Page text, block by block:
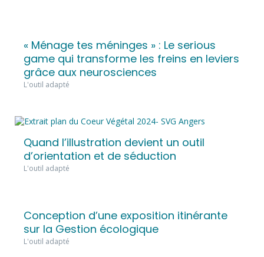
« Ménage tes méninges » : Le serious
game qui transforme les freins en leviers
grâce aux neurosciences
L'outil adapté
Quand l’illustration devient un outil
d’orientation et de séduction
L'outil adapté
Conception d’une exposition itinérante
sur la Gestion écologique
L'outil adapté